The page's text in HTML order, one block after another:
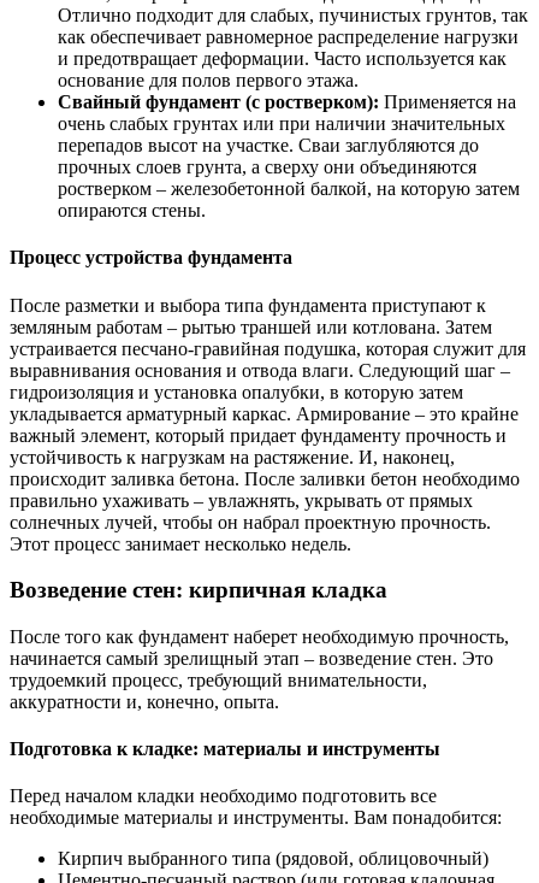
Отлично подходит для слабых, пучинистых грунтов, так
как обеспечивает равномерное распределение нагрузки
и предотвращает деформации. Часто используется как
основание для полов первого этажа.
Свайный фундамент (с ростверком): Применяется на
очень слабых грунтах или при наличии значительных
перепадов высот на участке. Сваи заглубляются до
прочных слоев грунта, а сверху они объединяются
ростверком – железобетонной балкой, на которую затем
опираются стены.
Процесс устройства фундамента
После разметки и выбора типа фундамента приступают к
земляным работам – рытью траншей или котлована. Затем
устраивается песчано-гравийная подушка, которая служит для
выравнивания основания и отвода влаги. Следующий шаг –
гидроизоляция и установка опалубки, в которую затем
укладывается арматурный каркас. Армирование – это крайне
важный элемент, который придает фундаменту прочность и
устойчивость к нагрузкам на растяжение. И, наконец,
происходит заливка бетона. После заливки бетон необходимо
правильно ухаживать – увлажнять, укрывать от прямых
солнечных лучей, чтобы он набрал проектную прочность.
Этот процесс занимает несколько недель.
Возведение стен: кирпичная кладка
После того как фундамент наберет необходимую прочность,
начинается самый зрелищный этап – возведение стен. Это
трудоемкий процесс, требующий внимательности,
аккуратности и, конечно, опыта.
Подготовка к кладке: материалы и инструменты
Перед началом кладки необходимо подготовить все
необходимые материалы и инструменты. Вам понадобится:
Кирпич выбранного типа (рядовой, облицовочный)